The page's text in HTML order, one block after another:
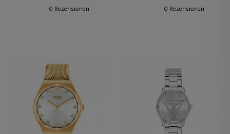
0 Rezensionen
0 Rezensionen